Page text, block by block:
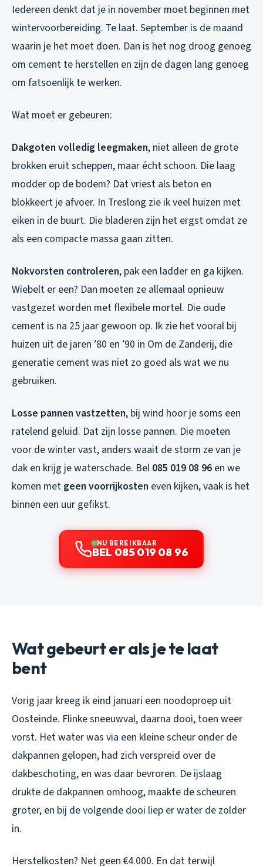
Iedereen denkt dat je in november moet beginnen met
wintervoorbereiding. Te laat. September is de maand
waarin je het moet doen. Dan is het nog droog genoeg
om cement te herstellen en zijn de dagen lang genoeg
om fatsoenlijk te werken.
Wat moet er gebeuren:
Dakgoten volledig leegmaken, niet alleen de grote
brokken eruit scheppen, maar écht schoon. Die laag
modder op de bodem? Dat vriest als beton en
blokkeert je afvoer. In Treslong zie ik veel huizen met
eiken in de buurt. Die bladeren zijn het ergst omdat ze
als een compacte massa gaan zitten.
Nokvorsten controleren, pak een ladder en ga kijken.
Wiebelt er een? Dan moeten ze allemaal opnieuw
vastgezet worden met flexibele mortel. Die oude
cement is na 25 jaar gewoon op. Ik zie het vooral bij
huizen uit de jaren ’80 en ’90 in Om de Zanderij, die
generatie cement was niet zo goed als wat we nu
gebruiken.
Losse pannen vastzetten, bij wind hoor je soms een
ratelend geluid. Dat zijn losse pannen. Die moeten
voor de winter vast, anders waait de storm ze van je
dak en krijg je waterschade. Bel 085 019 08 96 en we
komen met geen voorrijkosten even kijken, vaak is het
binnen een uur gefikst.
NU BEREIKBAAR
BEL 085 019 08 96
Wat gebeurt er als je te laat
bent
Vorig jaar kreeg ik eind januari een noodoproep uit
Oosteinde. Flinke sneeuwval, daarna dooi, toen weer
vorst. Het water was via een kleine scheur onder de
dakpannen gelopen, had zich verspreid over de
dakbeschoting, en was daar bevroren. De ijslaag
drukte de dakpannen omhoog, maakte de scheuren
groter, en bij de volgende dooi liep er water de zolder
in.
Herstelkosten? Net geen €4.000. En dat terwijl